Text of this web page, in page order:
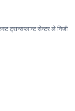
ट्रान्सप्लान्ट सेन्टर ले निजी